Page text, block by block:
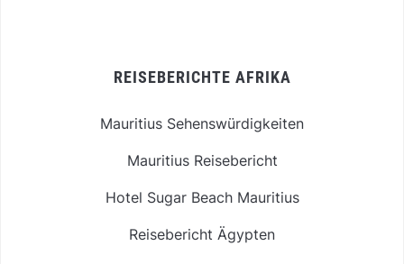
REISEBERICHTE AFRIKA
Mauritius Sehenswürdigkeiten
Mauritius Reisebericht
Hotel Sugar Beach Mauritius
Reisebericht Ägypten